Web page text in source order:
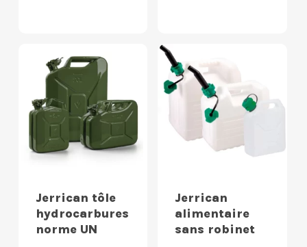
Jerrican tôle
hydrocarbures
norme UN
Jerrican
alimentaire
sans robinet